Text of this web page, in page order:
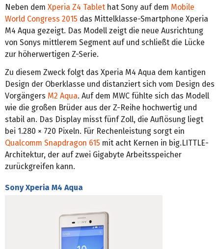
Neben dem Xperia Z4 Tablet hat Sony auf dem Mobile
World Congress 2015 das Mittelklasse-Smartphone Xperia
M4 Aqua gezeigt. Das Modell zeigt die neue Ausrichtung
von Sonys mittlerem Segment auf und schließt die Lücke
zur höherwertigen Z-Serie.
Zu diesem Zweck folgt das Xperia M4 Aqua dem kantigen
Design der Oberklasse und distanziert sich vom Design des
Vorgängers M2 Aqua. Auf dem MWC fühlte sich das Modell
wie die großen Brüder aus der Z-Reihe hochwertig und
stabil an. Das Display misst fünf Zoll, die Auflösung liegt
bei 1.280 × 720 Pixeln. Für Rechenleistung sorgt ein
Qualcomm Snapdragon 615 mit acht Kernen in big.LITTLE-
Architektur, der auf zwei Gigabyte Arbeitsspeicher
zurückgreifen kann.
Sony Xperia M4 Aqua